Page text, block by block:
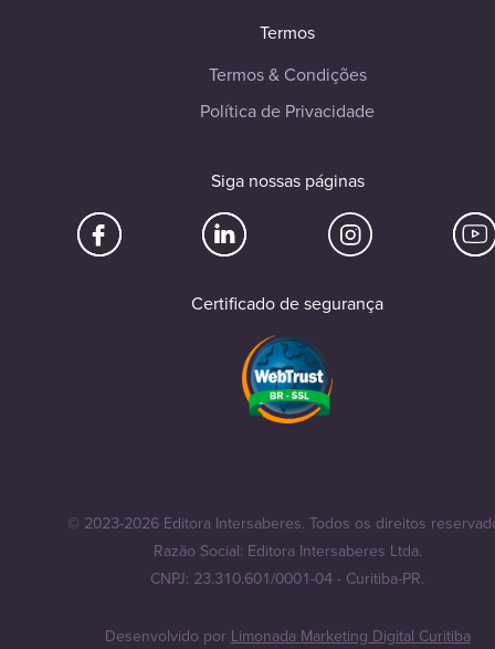
Termos
Termos & Condições
Política de Privacidade
Siga nossas páginas
Certificado de segurança
© 2023-2026 Editora Intersaberes. Todos os direitos
Razão Social: Editora Intersaberes Ltda.
CNPJ: 23.310.601/0001-04 - Curitiba-PR.
Desenvolvido por Limonada Marketing Digital Curitiba